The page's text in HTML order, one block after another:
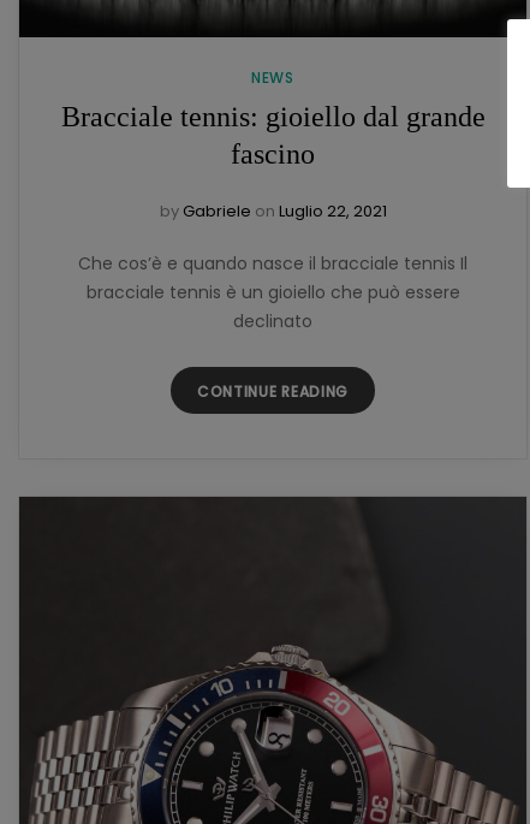
NEWS
Bracciale tennis: gioiello dal grande
fascino
by Gabriele on Luglio 22, 2021
Che cos’è e quando nasce il bracciale tennis Il
bracciale tennis è un gioiello che può essere
declinato
CONTINUE READING